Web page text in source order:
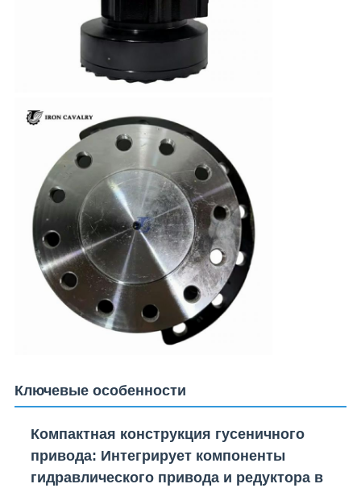
Ключевые особенности
Компактная конструкция гусеничного
привода: Интегрирует компоненты
гидравлического привода и редуктора в